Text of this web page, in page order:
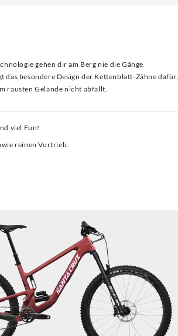
gehen dir am Berg nie die Gänge
das besondere Design der Kettenblatt-Zähne dafür,
rausten Gelände nicht abfällt.
viel Fun!
reinen Vortrieb.